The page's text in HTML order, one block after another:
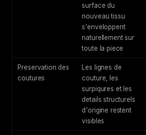
surface du
nouveau tissu
s'enveloppent
naturellement sur
toute la piece
Preservation des
coutures
Les lignes de
couture, les
surpiqures et les
details structurels
d'origine restent
visibles